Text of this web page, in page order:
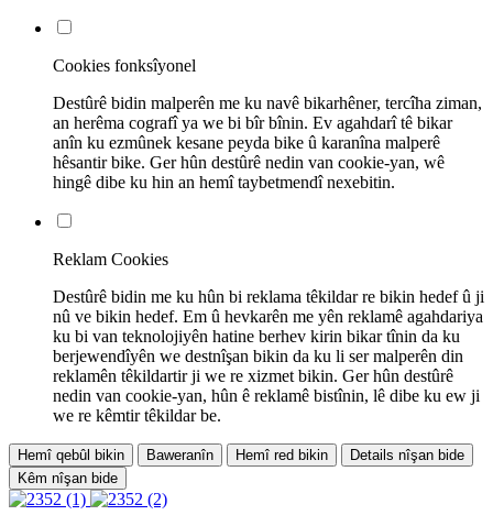
Cookies fonksîyonel
Destûrê bidin malperên me ku navê bikarhêner, tercîha ziman,
an herêma cografî ya we bi bîr bînin. Ev agahdarî tê bikar
anîn ku ezmûnek kesane peyda bike û karanîna malperê
hêsantir bike. Ger hûn destûrê nedin van cookie-yan, wê
hingê dibe ku hin an hemî taybetmendî nexebitin.
Reklam Cookies
Destûrê bidin me ku hûn bi reklama têkildar re bikin hedef û ji
nû ve bikin hedef. Em û hevkarên me yên reklamê agahdariya
ku bi van teknolojiyên hatine berhev kirin bikar tînin da ku
berjewendîyên we destnîşan bikin da ku li ser malperên din
reklamên têkildartir ji we re xizmet bikin. Ger hûn destûrê
nedin van cookie-yan, hûn ê reklamê bistînin, lê dibe ku ew ji
we re kêmtir têkildar be.
Hemî qebûl bikin Baweranîn Hemî red bikin
Details nîşan bide
Kêm nîşan bide